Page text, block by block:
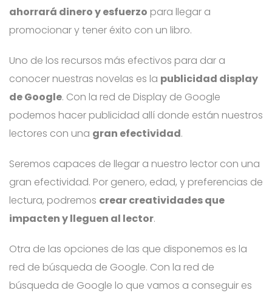
ahorrará dinero y esfuerzo para llegar a
promocionar y tener éxito con un libro.
Uno de los recursos más efectivos para dar a
conocer nuestras novelas es la publicidad display
de Google. Con la red de Display de Google
podemos hacer publicidad allí donde están nuestros
lectores con una gran efectividad.
Seremos capaces de llegar a nuestro lector con una
gran efectividad. Por genero, edad, y preferencias de
lectura, podremos crear creatividades que
impacten y lleguen al lector.
Otra de las opciones de las que disponemos es la
red de búsqueda de Google. Con la red de
búsqueda de Google lo que vamos a conseguir es